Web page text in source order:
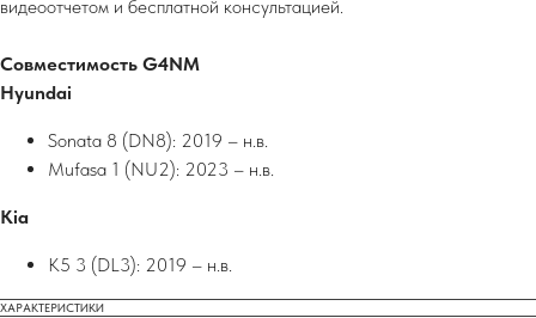
видеоотчетом и бесплатной консультацией.
Совместимость G4NM
Hyundai
Sonata 8 (DN8): 2019 – н.в.
Mufasa 1 (NU2): 2023 – н.в.
Kia
K5 3 (DL3): 2019 – н.в.
ХАРАКТЕРИСТИКИ